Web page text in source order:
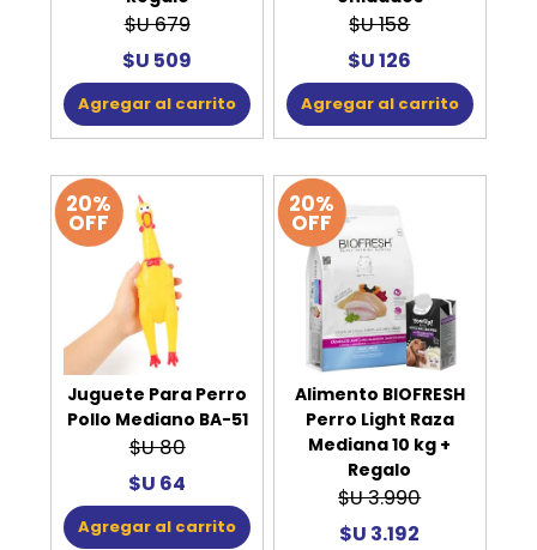
$U 679
$U 509
Agregar al carrito
$U 158
$U 126
Agregar al carrito
20%
OFF
Juguete Para Perro
Pollo Mediano BA-51
$U 80
$U 64
Agregar al carrito
20%
OFF
Alimento BIOFRESH
Perro Light Raza
Mediana 10 kg +
Regalo
$U 3.990
$U 3.192